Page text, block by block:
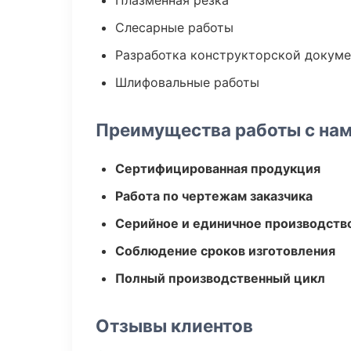
Слесарные работы
Разработка конструкторской
Шлифовальные работы
Преимущества работы с
Сертифицированная продукция
Работа по чертежам заказчика
Серийное и единичное
Соблюдение сроков изготовления
Полный производственный цикл
Отзывы клиентов